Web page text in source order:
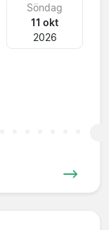
Söndag
11 okt
2026